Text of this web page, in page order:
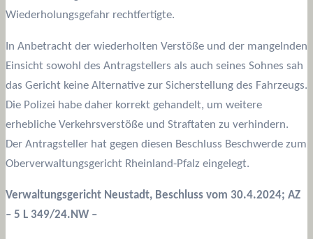
Wiederholungsgefahr rechtfertigte.
In Anbetracht der wiederholten Verstöße und der mangelnden
Einsicht sowohl des Antragstellers als auch seines Sohnes sah
das Gericht keine Alternative zur Sicherstellung des Fahrzeugs.
Die Polizei habe daher korrekt gehandelt, um weitere
erhebliche Verkehrsverstöße und Straftaten zu verhindern.
Der Antragsteller hat gegen diesen Beschluss Beschwerde zum
Oberverwaltungsgericht Rheinland-Pfalz eingelegt.
Verwaltungsgericht Neustadt, Beschluss vom 30.4.2024; AZ
– 5 L 349/24.NW –